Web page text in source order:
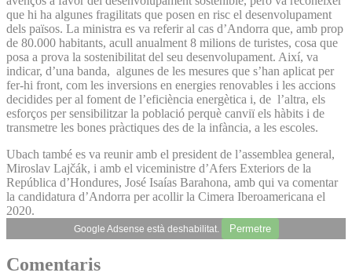
que hi ha algunes fragilitats que posen en risc el desenvolupament
dels països. La ministra es va referir al cas d’Andorra que, amb prop
de 80.000 habitants, acull anualment 8 milions de turistes, cosa que
posa a prova la sostenibilitat del seu desenvolupament. Així, va
indicar, d’una banda, algunes de les mesures que s’han aplicat per
fer-hi front, com les inversions en energies renovables i les accions
decidides per al foment de l’eficiència energètica i, de l’altra, els
esforços per sensibilitzar la població perquè canviï els hàbits i de
transmetre les bones pràctiques des de la infància, a les escoles.
Ubach també es va reunir amb el president de l’assemblea general,
Miroslav Lajčák, i amb el viceministre d’Afers Exteriors de la
República d’Hondures, José Isaías Barahona, amb qui va comentar
la candidatura d’Andorra per acollir la Cimera Iberoamericana el
2020.
Google Adsense està deshabilitat. Permetre
Comentaris